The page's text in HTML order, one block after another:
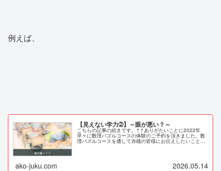
例えば、
【見えない学力➁】～眼が悪い？～
こちらの記事の続きです。↑↑ありがたいことに2022年
早々に数理パズルコースの体験のご予約を頂きました。数
理パズルコースを通して赤穂の皆様にお伝えしたいこと
ako-juku.com 2026.05.14